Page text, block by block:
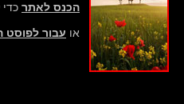
הכנס לאתר
או עבור לפוסט